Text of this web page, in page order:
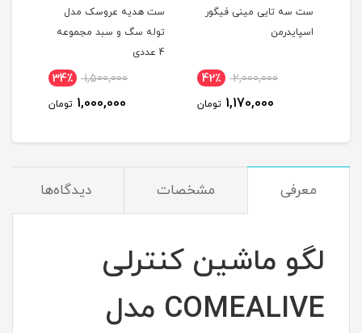
ست سه تایی مینی فیگور
اسپایدرمن
2,000,000 42٪
1,170,000 تومان
ست هدیه عروسک مدل
توله سگ و سبد مجموعه
4 عددی
1,500,000 34٪
1,000,000 تومان
معرفی مشخصات دیدگاه‌ها
لگو ماشین کنترلی
COMEALIVE مدل